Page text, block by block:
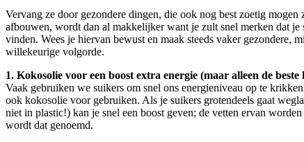
Vervang ze door gezondere dingen, die ook nog best zoetig
afbouwen, wordt dan al makkelijker want je zult snel merken dat
vinden. Wees je hiervan bewust en maak steeds vaker gezondere,
willekeurige volgorde.
1. Kokosolie voor een boost extra energie (maar alleen de
Vaak gebruiken we suikers om snel ons energieniveau op te
ook kokosolie voor gebruiken. Als je suikers grotendeels gaat
niet in plastic!) kan je snel een boost geven; de vetten ervan
wordt dat genoemd.